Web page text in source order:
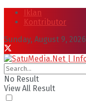
Iklan
Kontributor
Sunday, August 9, 2026
No Result
View All Result